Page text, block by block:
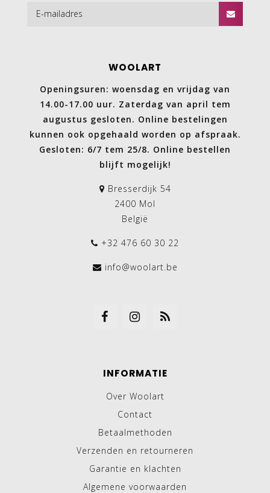
WOOLART
Openingsuren: woensdag en vrijdag van
14.00-17.00 uur. Zaterdag van april tem
augustus gesloten. Online bestelingen
kunnen ook opgehaald worden op afspraak.
Gesloten: 6/7 tem 25/8. Online bestellen
blijft mogelijk!
Bresserdijk 54
2400 Mol
België
+32 476 60 30 22
info@woolart.be
INFORMATIE
Over Woolart
Contact
Betaalmethoden
Verzenden en retourneren
Garantie en klachten
Algemene voorwaarden